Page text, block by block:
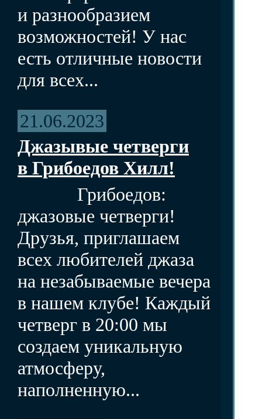
и разнообразием
возможностей! У нас
есть отличные новости
для всех...
21.06.2023
Джазывые четверги
в Грибоедов Хилл!
Грибоедов:
джазовые четверги!
Друзья, приглашаем
всех любителей джаза
на незабываемые вечера
в нашем клубе! Каждый
четверг в 20:00 мы
создаем уникальную
атмосферу,
наполненную...